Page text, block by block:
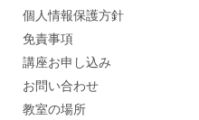
個人情報保護方針
免責事項
講座お申し込み
お問い合わせ
教室の場所